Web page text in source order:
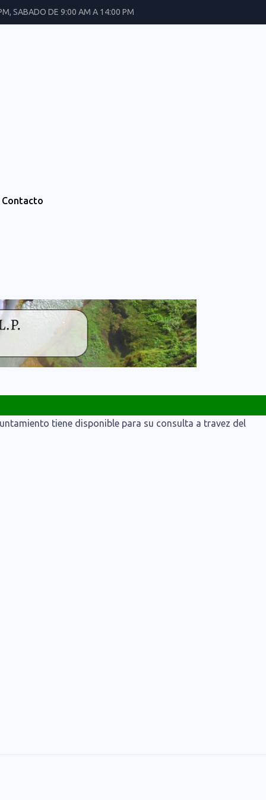
SABADO DE 9:00 AM A 14:00 PM
Contacto
tiene disponible para su consulta a travez del